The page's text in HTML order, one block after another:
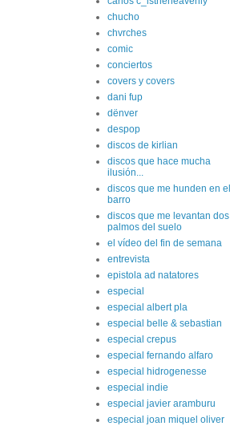
chucho
chvrches
comic
conciertos
covers y covers
dani fup
dënver
despop
discos de kirlian
discos que hace mucha
ilusión...
discos que me hunden en el
barro
discos que me levantan dos
palmos del suelo
el vídeo del fin de semana
entrevista
epistola ad natatores
especial
especial albert pla
especial belle & sebastian
especial crepus
especial fernando alfaro
especial hidrogenesse
especial indie
especial javier aramburu
especial joan miquel oliver